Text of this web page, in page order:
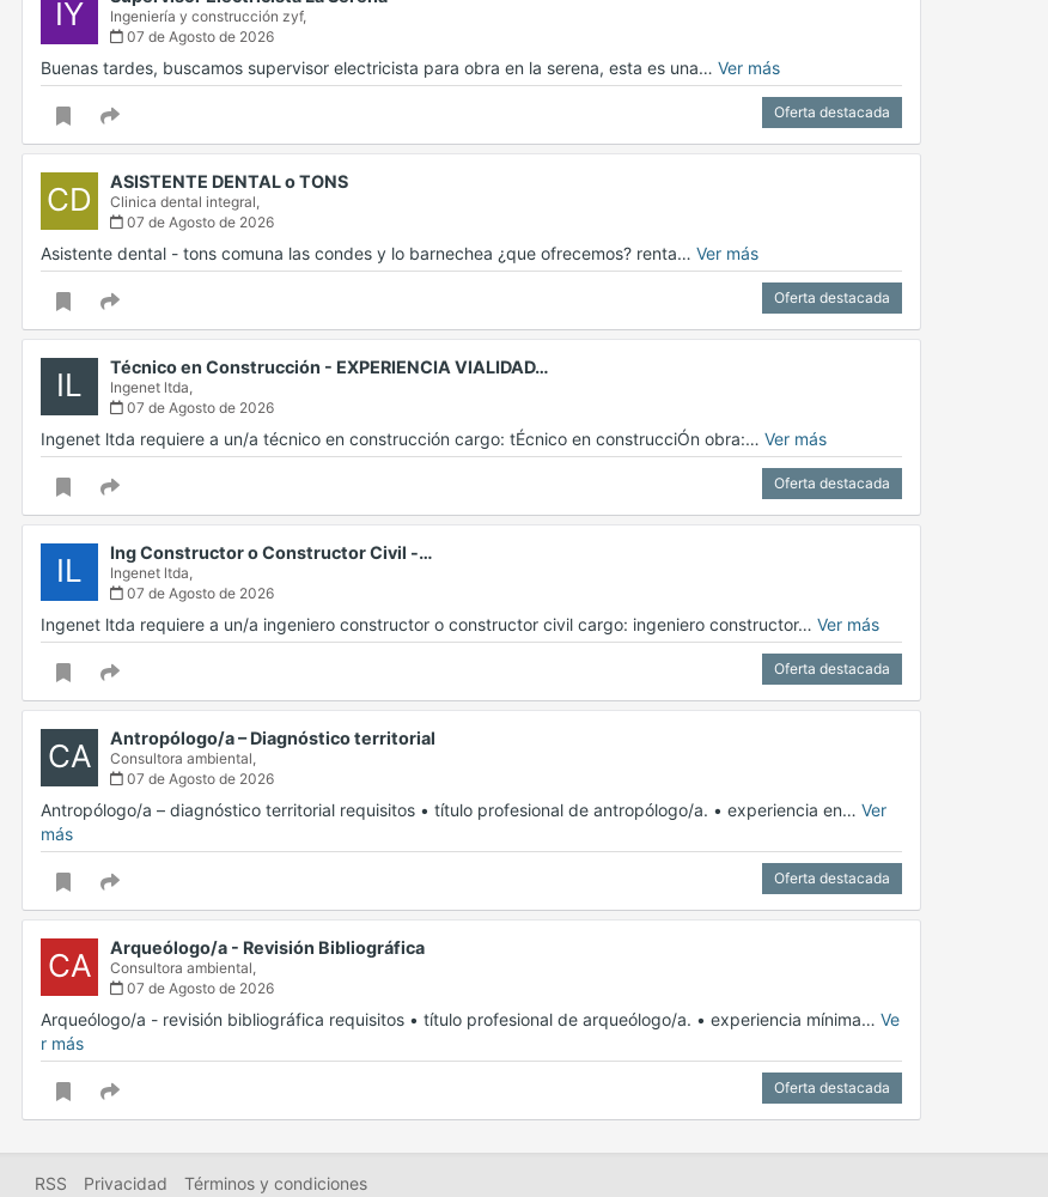
IY
Ingeniería y construcción zyf,
07 de Agosto de 2026
Buenas tardes, buscamos supervisor electricista para obra en la serena, esta es una… Ver más
Oferta destacada
CD ASISTENTE DENTAL o TONS
Clinica dental integral,
07 de Agosto de 2026
Asistente dental - tons comuna las condes y lo barnechea ¿que ofrecemos? renta… Ver más
Oferta destacada
IL Técnico en Construcción - EXPERIENCIA VIALIDAD…
Ingenet ltda,
07 de Agosto de 2026
Ingenet ltda requiere a un/a técnico en construcción cargo: tÉcnico en construcciÓn obra:… Ver más
Oferta destacada
IL Ing Constructor o Constructor Civil -…
Ingenet ltda,
07 de Agosto de 2026
Ingenet ltda requiere a un/a ingeniero constructor o constructor civil cargo: ingeniero constructor… Ver más
Oferta destacada
CA Antropólogo/a – Diagnóstico territorial
Consultora ambiental,
07 de Agosto de 2026
Antropólogo/a – diagnóstico territorial requisitos • título profesional de antropólogo/a. • experiencia en… Ver
más
Oferta destacada
CA Arqueólogo/a - Revisión Bibliográfica
Consultora ambiental,
07 de Agosto de 2026
Arqueólogo/a - revisión bibliográfica requisitos • título profesional de arqueólogo/a. • experiencia mínima… Ve
r más
Oferta destacada
RSS Privacidad Términos y condiciones